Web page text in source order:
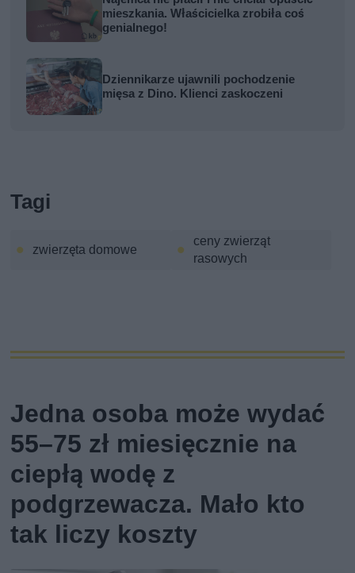
mieszkania. Właścicielka zrobiła coś
genialnego!
Dziennikarze ujawnili pochodzenie
mięsa z Dino. Klienci zaskoczeni
Tagi
zwierzęta domowe
ceny zwierząt
rasowych
Jedna osoba może wydać
55–75 zł miesięcznie na
ciepłą wodę z
podgrzewacza. Mało kto
tak liczy koszty